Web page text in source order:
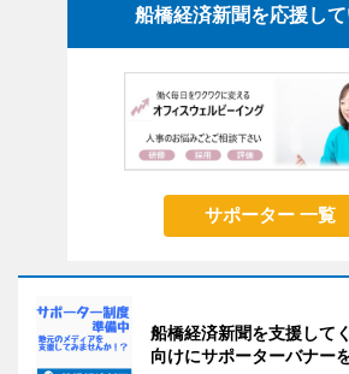
船橋経済新聞を応援し
サポーター 一覧
船橋経済新聞を支援して
向けにサポーターバナー